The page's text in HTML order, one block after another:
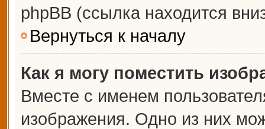
phpBB (ссылка находится
Вернуться к началу
Как я могу поместить
Вместе с именем
изображения. Одно из них